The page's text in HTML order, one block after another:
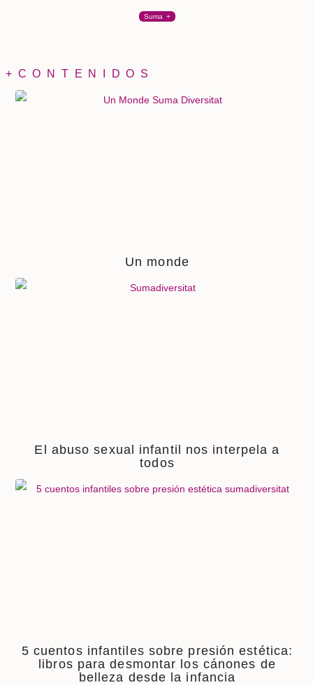
Suma +
+CONTENIDOS
Un monde
El abuso sexual infantil nos interpela a
todos
5 cuentos infantiles sobre presión estética:
libros para desmontar los cánones de
belleza desde la infancia